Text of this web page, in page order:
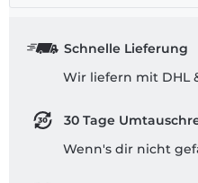
Schnelle Lieferung
Wir liefern mit DHL
30 Tage
Wenn's dir nicht